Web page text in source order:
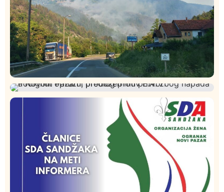
Požar od Magliča do Ušća, brda u plamenu –
Podignut optužni predlog protiv E.A. zbog napada u
Novom Pazaru, produžen mu pritvor